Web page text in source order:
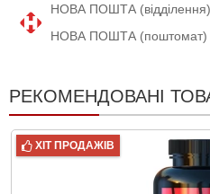
НОВА ПОШТА (відділення)
НОВА ПОШТА (поштомат)
РЕКОМЕНДОВАНІ
ХІТ ПРОДАЖІВ